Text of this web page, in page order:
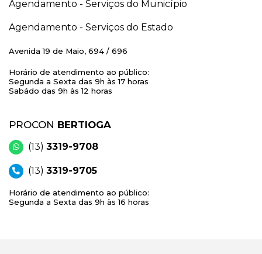
Agendamento - Serviços do Município
Agendamento - Serviços do Estado
Avenida 19 de Maio, 694 / 696
Horário de atendimento ao público:
Segunda a Sexta das 9h às 17 horas
Sabádo das 9h às 12 horas
PROCON BERTIOGA
(13) 3319-9708
(13) 3319-9705
Horário de atendimento ao público:
Segunda a Sexta das 9h às 16 horas